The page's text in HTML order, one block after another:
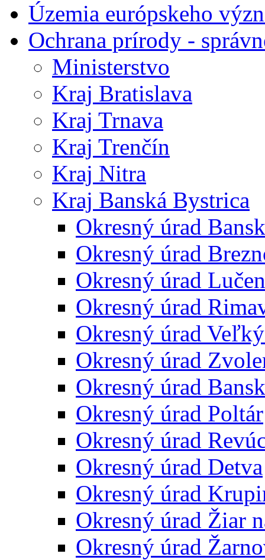
Územia európskeho
Ochrana prírody -
Ministerstvo
Kraj Bratislava
Kraj Trnava
Kraj Trenčín
Kraj Nitra
Kraj Banská Bystrica
Okresný úrad
Okresný úrad
Okresný úrad
Okresný úrad
Okresný úrad
Okresný úrad
Okresný úrad
Okresný úrad Poltár
Okresný úrad
Okresný úrad Detva
Okresný úrad
Okresný úrad Žiar
Okresný úrad